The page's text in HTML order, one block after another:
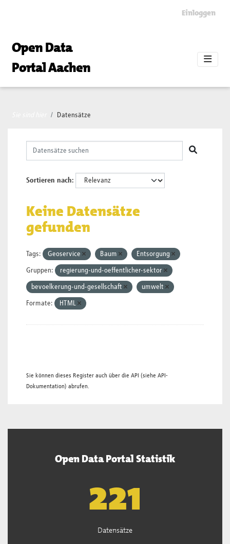
Einloggen
Open Data
Portal Aachen
Datensätze
Sortieren nach
Keine Datensätze
gefunden
Tags: Geoservice Baum Entsorgung
Gruppen: regierung-und-oeffentlicher-sektor
bevoelkerung-und-gesellschaft umwelt
Formate: HTML
Sie können dieses Register auch über die API (siehe API-
Dokumentation) abrufen.
Open Data Portal Statistik
222
Datensätze